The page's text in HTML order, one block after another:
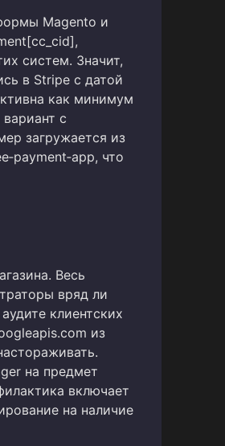
Magento и
систем. Значит,
в Stripe с датой
как минимум
с
загружается из
что
Весь
вряд ли
клиентских
из
на предмет
включает
на наличие